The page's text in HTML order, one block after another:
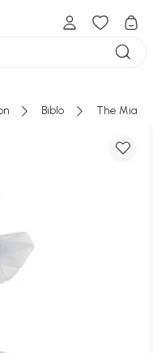
Biblo The Mia